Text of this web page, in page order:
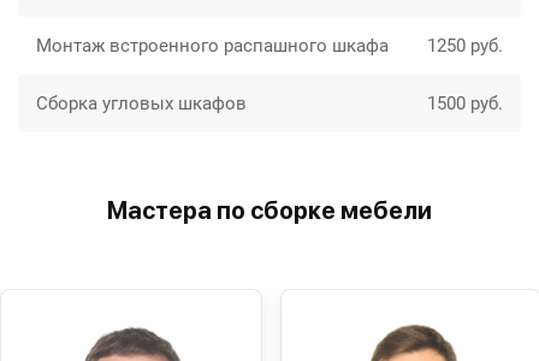
Монтаж встроенного распашного шкафа 1250 руб.
Сборка угловых шкафов 1500 руб.
Мастера по сборке мебели